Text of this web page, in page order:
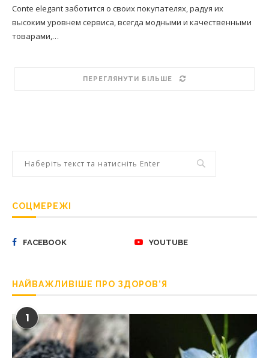
Conte elegant заботится о своих покупателях, радуя их
высоким уровнем сервиса, всегда модными и качественными
товарами,…
ПЕРЕГЛЯНУТИ БІЛЬШЕ
СОЦМЕРЕЖІ
FACEBOOK YOUTUBE
НАЙВАЖЛИВІШЕ ПРО ЗДОРОВ’Я
1